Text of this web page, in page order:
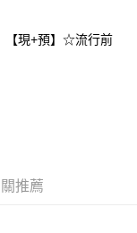
跳轉到大哥付的交易
【現+預】☆流行前
推薦